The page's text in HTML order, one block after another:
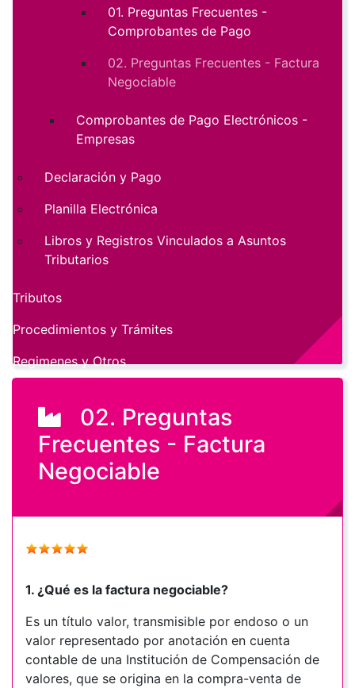
02. Preguntas
Frecuentes - Factura
Negociable
1. ¿Qué es la factura negociable?
Es un título valor, transmisible por endoso o un
valor representado por anotación en cuenta
contable de una Institución de Compensación de
valores, que se origina en la compra-venta de
01. Preguntas Frecuentes -
Comprobantes de Pago
02. Preguntas Frecuentes - Factura
Negociable
Comprobantes de Pago Electrónicos -
Empresas
Declaración y Pago
Planilla Electrónica
Libros y Registros Vinculados a Asuntos
Tributarios
Tributos
Procedimientos y Trámites
Regimenes y Otros